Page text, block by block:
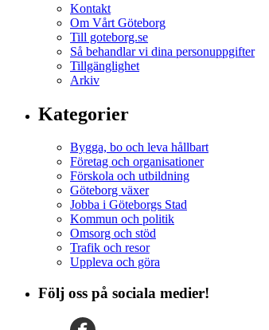
Kontakt
Om Vårt Göteborg
Till goteborg.se
Så behandlar vi dina personuppgifter
Tillgänglighet
Arkiv
Kategorier
Bygga, bo och leva hållbart
Företag och organisationer
Förskola och utbildning
Göteborg växer
Jobba i Göteborgs Stad
Kommun och politik
Omsorg och stöd
Trafik och resor
Uppleva och göra
Följ oss på sociala medier!